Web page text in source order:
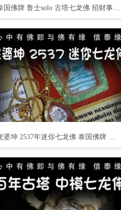
泰国佛牌 鲁士solo 古塔七龙佛 招财事业 生意投资 平安运势 家庭健康 挡灾避险 人缘六合
龙婆坤 2537年迷你七龙佛 泰国佛牌 招财开运、助事业生意 避险保平安